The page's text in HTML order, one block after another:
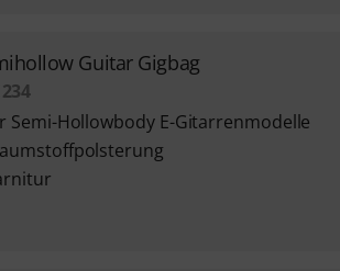
Guitar Gigbag
Semi-Hollowbody E-Gitarrenmodelle